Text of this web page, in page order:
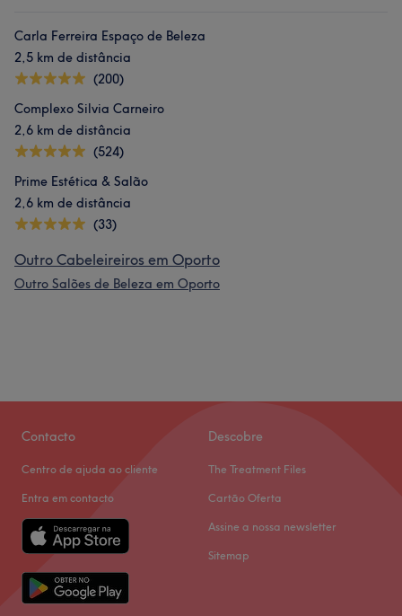
Carla Ferreira Espaço de Beleza
2,5 km de distância
(200)
Complexo Silvia Carneiro
2,6 km de distância
(524)
Prime Estética & Salão
2,6 km de distância
(33)
Outro Cabeleireiros em Oporto
Outro Salões de Beleza em Oporto
Contacto
Centro de ajuda ao cliente
Entra em contacto
Descobre
The Treatment Files
Cartão Oferta
Assine a nossa newsletter
Sitemap